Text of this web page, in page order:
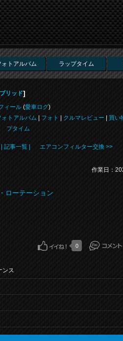
ォトアルバム ラップタイム
リッド]
ィール(愛車ログ)
ォトアルバム フォト クルマレビュー 買い
プタイム
| 記事一覧 | エアコンフィルター交換 >>
作業日：
ローテーション
0
ンス